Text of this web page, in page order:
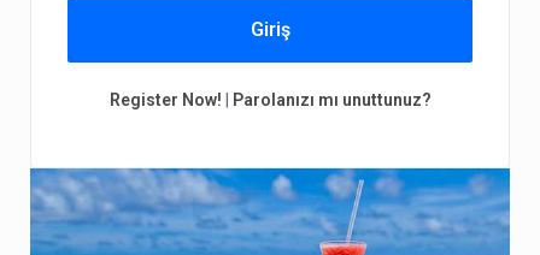
Giriş
Register Now! Parolanızı mı unuttunuz?